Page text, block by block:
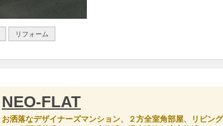
リフォーム
NEO-FLAT
お洒落なデザイナーズマンション、２方全室角部屋、リビン